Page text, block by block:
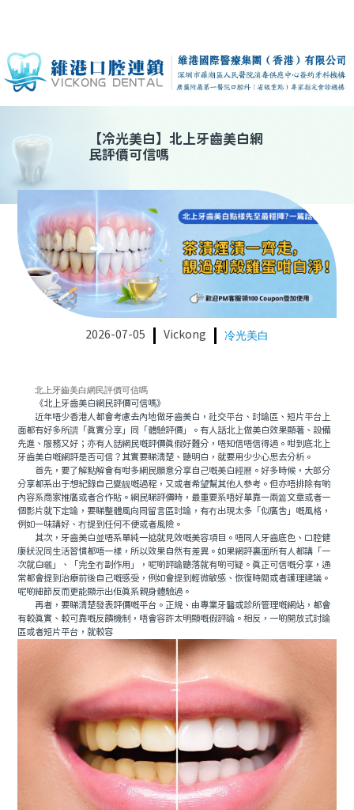
【冷光美白】 北上牙齒美白網
民評價可信嗎
2026-07-05 Vickong 冷光美白
北上牙齒美白網民評價可信嗎
《北上牙齒美白網民評價可信嗎》
近年唔少香港人都會考慮去內地做牙齒美白，社交平台、討論區、短片平台上
面都有好多所謂「真實分享」同「體驗評價」。有人話北上做美白效果顯著、設備
先進、服務又好；亦有人話網民嘅評價真假好難分，唔知信唔信得過。咁到底北上
牙齒美白嘅網評是否可信？其實要睇清楚、聽明白，就要用少少心思去分析。
首先，要了解點解會有咁多網民願意分享自己嘅美白經曆。好多時候，大部分
分享都系出于想紀錄自己變靓嘅過程，又或者希望幫其他人參考。但亦唔排除有啲
內容系商家推廣或者合作貼。網民睇評價時，最重要系唔好單靠一兩篇文章或者一
個影片就下定論，要睇整體風向同留言區討論，有冇出現太多「似廣告」嘅風格，
例如一味講好、冇提到任何不便或者風險。
其次，牙齒美白並唔系單純一掂就見效嘅美容項目。唔同人牙齒底色、口腔健
康狀況同生活習慣都唔一樣，所以效果自然有差異。如果網評裏面所有人都講「一
次就白曬」、「完全冇副作用」，呢啲評論聽落就有啲可疑。真正可信嘅分享，通
常都會提到治療前後自己嘅感受，例如會提到輕微敏感、恢復時間或者護理建議。
呢啲細節反而更能顯示出佢真系親身體驗過。
再者，要睇清楚發表評價嘅平台。正規、由專業牙醫或診所管理嘅網站，都會
有較真實、較可靠嘅反饋機制，唔會容許太明顯嘅假評論。相反，一啲開放式討論
區或者短片平台，就較容